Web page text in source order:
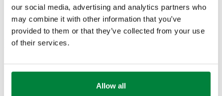
our social media, advertising and analytics partners who
may combine it with other information that you’ve
provided to them or that they’ve collected from your use
of their services.
Allow all
Es la ocasión ideal para explorar las últimas tendencias y
presentar nuestras soluciones más innovadoras, como el
LEGIOMIX®evo serie 6003. Esta nueva válvula mezcladora
electrónica avanzada combina programas de desinfección
caliente sanitaria a niveles letales para laLegionellay,
permite monitorear cada ciclo de desinfección, configurar los